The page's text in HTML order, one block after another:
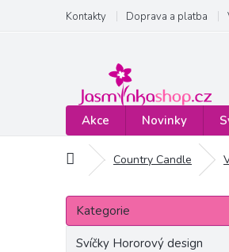
obsah
Kontakty Doprava a platba
Akce Novinky
Domů Country Candle
P
s
Přeskočit
kategorie
Kategorie
Svíčky Hororový design